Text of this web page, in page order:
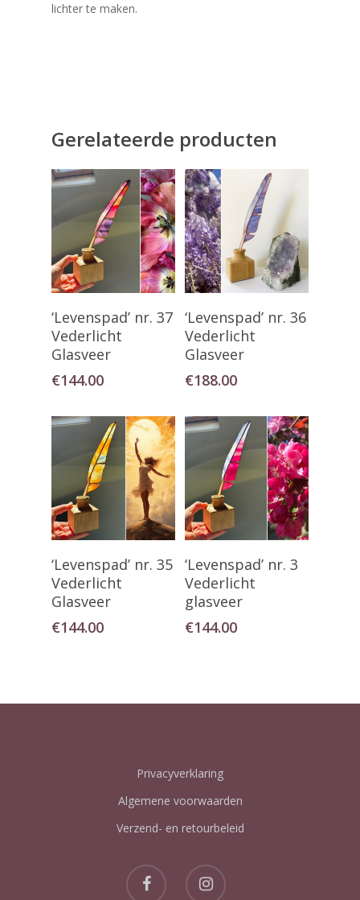
lichter te maken.
Gerelateerde producten
Toevoegen Aan
Winkelwagen
‘Levenspad’ nr. 37
Vederlicht
Glasveer
€144.00
Toevoegen Aan
Winkelwagen
‘Levenspad’ nr. 36
Vederlicht
Glasveer
€188.00
Toevoegen Aan
Winkelwagen
‘Levenspad’ nr. 35
Vederlicht
Glasveer
€144.00
Toevoegen Aan
Winkelwagen
‘Levenspad’ nr. 3
Vederlicht
glasveer
€144.00
Privacyverklaring
Algemene voorwaarden
Verzend- en retourbeleid